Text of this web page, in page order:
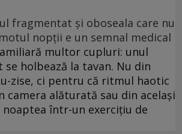
fragmentat și oboseala care nu
nopții e un semnal medical
multor cupluri: unul
se holbează la tavan. Nu din
zise, ci pentru că ritmul haotic
camera alăturată sau din același
într-un exercițiu de